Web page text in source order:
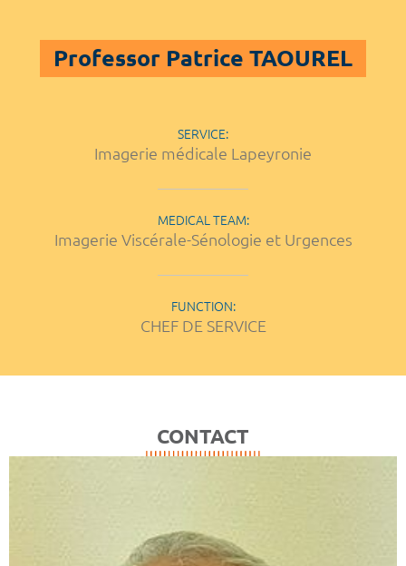
Professor Patrice TAOUREL
SERVICE:
Imagerie médicale Lapeyronie
MEDICAL TEAM:
Imagerie Viscérale-Sénologie et Urgences
FUNCTION:
CHEF DE SERVICE
CONTACT